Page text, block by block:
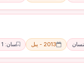
2013 - يىل سان: 1 - ئاي